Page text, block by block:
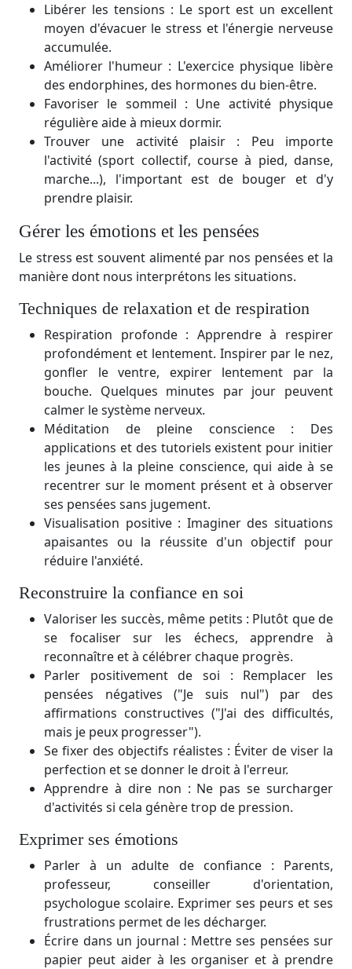
Libérer les tensions : Le sport est un excellent
moyen d'évacuer le stress et l'énergie nerveuse
accumulée.
Améliorer l'humeur : L'exercice physique libère
des endorphines, des hormones du bien-être.
Favoriser le sommeil : Une activité physique
régulière aide à mieux dormir.
Trouver une activité plaisir : Peu importe
l'activité (sport collectif, course à pied, danse,
marche...), l'important est de bouger et d'y
prendre plaisir.
Gérer les émotions et les pensées
Le stress est souvent alimenté par nos pensées et la
manière dont nous interprétons les situations.
Techniques de relaxation et de respiration
Respiration profonde : Apprendre à respirer
profondément et lentement. Inspirer par le nez,
gonfler le ventre, expirer lentement par la
bouche. Quelques minutes par jour peuvent
calmer le système nerveux.
Méditation de pleine conscience : Des
applications et des tutoriels existent pour initier
les jeunes à la pleine conscience, qui aide à se
recentrer sur le moment présent et à observer
ses pensées sans jugement.
Visualisation positive : Imaginer des situations
apaisantes ou la réussite d'un objectif pour
réduire l'anxiété.
Reconstruire la confiance en soi
Valoriser les succès, même petits : Plutôt que de
se focaliser sur les échecs, apprendre à
reconnaître et à célébrer chaque progrès.
Parler positivement de soi : Remplacer les
pensées négatives ("Je suis nul") par des
affirmations constructives ("J'ai des difficultés,
mais je peux progresser").
Se fixer des objectifs réalistes : Éviter de viser la
perfection et se donner le droit à l'erreur.
Apprendre à dire non : Ne pas se surcharger
d'activités si cela génère trop de pression.
Exprimer ses émotions
Parler à un adulte de confiance : Parents,
professeur, conseiller d'orientation,
psychologue scolaire. Exprimer ses peurs et ses
frustrations permet de les décharger.
Écrire dans un journal : Mettre ses pensées sur
papier peut aider à les organiser et à prendre